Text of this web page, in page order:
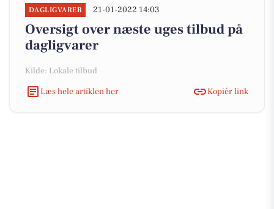
DAGLIGVARER 21-01-2022 14:03
Oversigt over næste uges tilbud på
dagligvarer
Kilde: Lokale tilbud
Læs hele artiklen her
Kopiér link